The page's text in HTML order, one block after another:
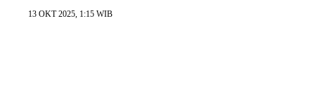
13 OKT 2025, 1:15 WIB